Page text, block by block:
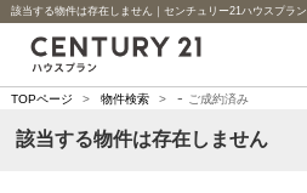
該当する物件は存在しません｜センチュリー21ハウスプラン
TOPページ > 物件検索 > - ご成約済み
該当する物件は存在しません